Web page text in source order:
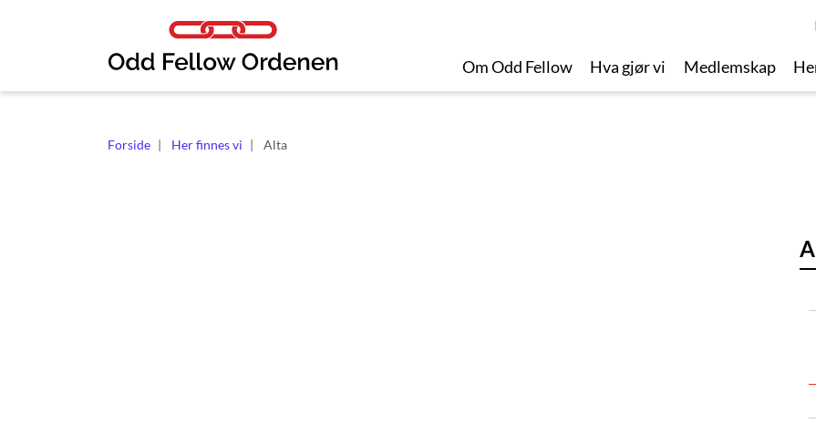
Om Odd Fellow Hva gjør vi Medlemskap
Forside Her finnes vi Alta